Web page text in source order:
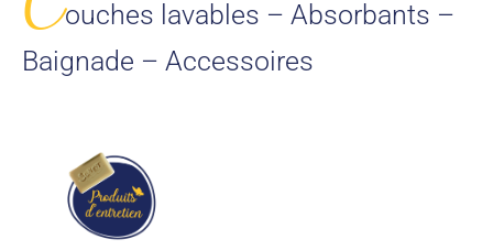
ouches lavables – Absorbants –
Baignade – Accessoires